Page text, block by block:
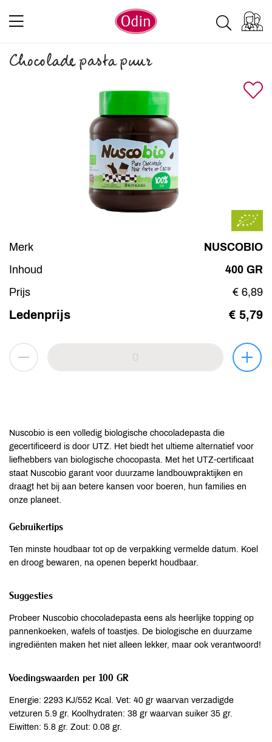
Chocolade pasta puur
Merk
NUSCOBIO
Inhoud
400 GR
Prijs
€ 6,89
Ledenprijs € 5,79
Nuscobio is een volledig biologische chocoladepasta die
gecertificeerd is door UTZ. Het biedt het ultieme alternatief voor
liefhebbers van biologische chocopasta. Met het UTZ-certificaat
staat Nuscobio garant voor duurzame landbouwpraktijken en
draagt het bij aan betere kansen voor boeren, hun families en
onze planeet.
Gebruikertips
Ten minste houdbaar tot op de verpakking vermelde datum. Koel
en droog bewaren, na openen beperkt houdbaar.
Suggesties
Probeer Nuscobio chocoladepasta eens als heerlijke topping op
pannenkoeken, wafels of toastjes. De biologische en duurzame
ingrediënten maken het niet alleen lekker, maar ook verantwoord!
Voedingswaarden per 100 GR
Energie: 2293 KJ/552 Kcal. Vet: 40 gr waarvan verzadigde
vetzuren 5.9 gr. Koolhydraten: 38 gr waarvan suiker 35 gr.
Eiwitten: 5.8 gr. Zout: 0.08 gr.